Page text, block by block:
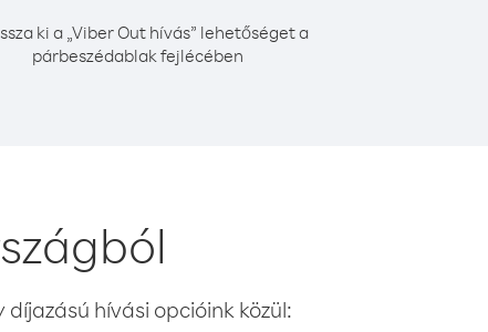
ki a „Viber Out hívás” lehetőséget a
párbeszédablak fejlécében
hívási opcióink közül: